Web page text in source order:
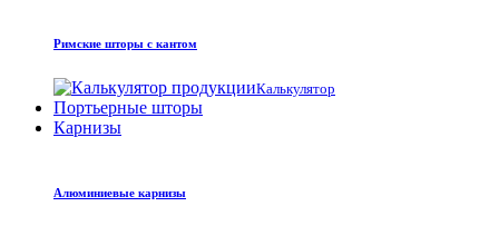
Римские шторы с кантом
Калькулятор
Портьерные шторы
Карнизы
Алюминиевые карнизы